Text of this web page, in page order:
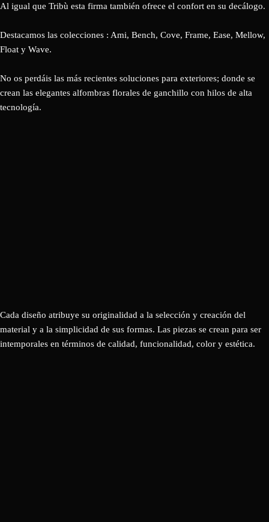
Al igual que Tribù esta firma también ofrece el confort en su decálogo.
Destacamos las colecciones : Ami, Bench, Cove, Frame, Ease, Mellow,
Float y Wave.
No os perdáis las más recientes soluciones para exteriores; donde se
crean las elegantes alfombras florales de ganchillo con hilos de alta
tecnología.
Cada diseño atribuye su originalidad a la selección y creación del
material y a la simplicidad de sus formas. Las piezas se crean para ser
intemporales en términos de calidad, funcionalidad, color y estética.